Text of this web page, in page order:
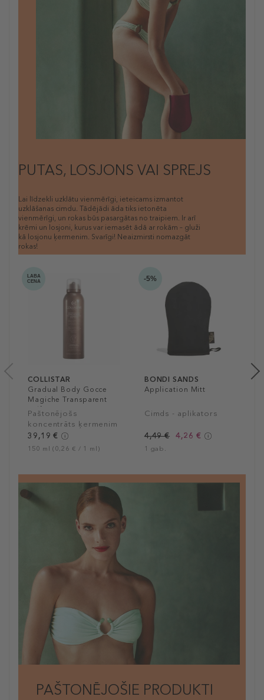
PUTAS, LOSJONS VAI SPREJS
Lai līdzekli uzklātu vienmērīgi, ieteicams izmantot
uzklāšanas cimdu. Tādējādi āda tiks ietonēta
vienmērīgi, un rokas būs pasargātas no traipiem. Ir arī
krēmi un losjoni, kurus var iemasēt ādā ar rokām – gluži
kā losjonu ķermenim. Svarīgi! Neaizmirsti nomazgāt
rokas!
LABA
CENA
COLLISTAR
Gradual Body Gocce
Magiche Transparent
Self-Tanning Spray
Paštonējošs
koncentrāts ķermenim
ar dabisku efektu
39,19 €
150 ml (0,26 € / 1 ml)
-5%
BONDI SANDS
Application Mitt
Cimds - aplikators
4,49 € 4,26 €
1 gab.
PAŠTONĒJOŠIE PRODUKTI